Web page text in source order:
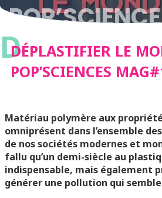
MAG#11
DDÉPLASTIFIER LE
POP’SCIENCES
Matériau polymère aux
omniprésent dans l’ensemble
de nos sociétés modernes et
fallu qu’un demi-siècle au
indispensable, mais également
générer une pollution qui